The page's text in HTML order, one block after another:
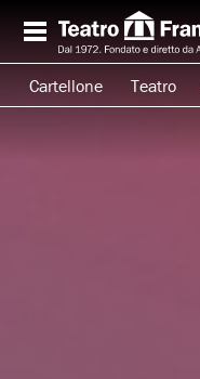
Cartellone Teatro